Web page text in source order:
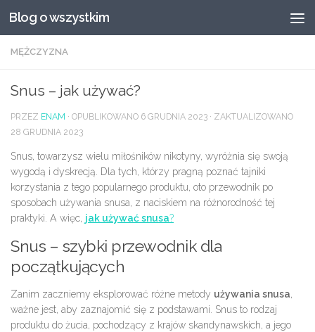
Przeskocz do treści
Blog o wszystkim
MĘŻCZYZNA
Snus – jak używać?
PRZEZ ENAM · OPUBLIKOWANO 6 GRUDNIA 2023 · ZAKTUALIZOWANO
28 GRUDNIA 2023
Snus, towarzysz wielu miłośników nikotyny, wyróżnia się swoją
wygodą i dyskrecją. Dla tych, którzy pragną poznać tajniki
korzystania z tego popularnego produktu, oto przewodnik po
sposobach używania snusa, z naciskiem na różnorodność tej
praktyki. A więc, jak używać snusa?
Snus – szybki przewodnik dla
początkujących
Zanim zaczniemy eksplorować różne metody używania snusa,
ważne jest, aby zaznajomić się z podstawami. Snus to rodzaj
produktu do żucia, pochodzący z krajów skandynawskich, a jego